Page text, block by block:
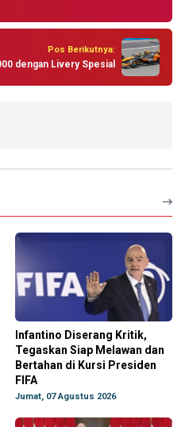
Pos Berikutnya:
dengan Livery Spesial
Infantino Diserang Kritik,
Tegaskan Siap Melawan dan
Bertahan di Kursi Presiden
FIFA
Jumat, 07 Agustus 2026